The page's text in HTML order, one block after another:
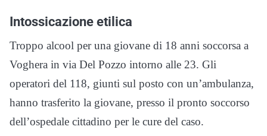
Intossicazione etilica
Troppo alcool per una giovane di 18 anni soccorsa a
Voghera in via Del Pozzo intorno alle 23. Gli
operatori del 118, giunti sul posto con un’ambulanza,
hanno trasferito la giovane, presso il pronto soccorso
dell’ospedale cittadino per le cure del caso.